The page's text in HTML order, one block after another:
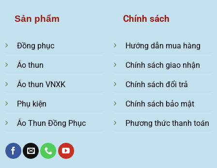
Sản phẩm
Đồng phục
Áo thun
Áo thun VNXK
Phụ kiện
Áo Thun Đồng Phục
Chính sách
Hướng dẫn mua hàng
Chính sách giao nhận
Chính sách đổi trả
Chính sách bảo mật
Phương thức thanh toán